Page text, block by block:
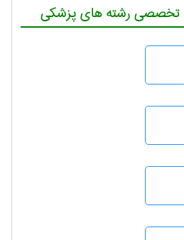
تخصصی رشته های پزشکی